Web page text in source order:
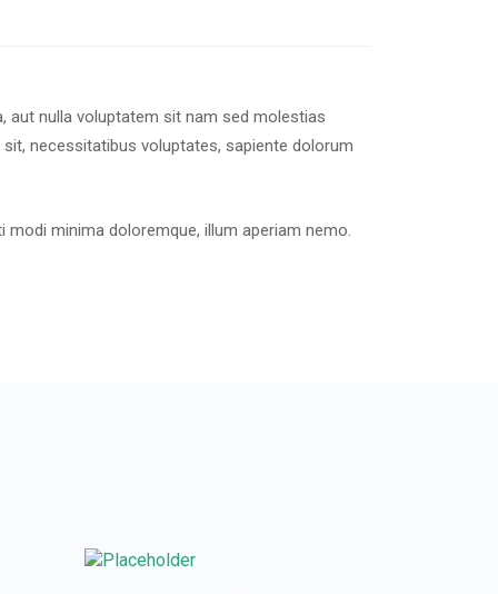
aut nulla voluptatem sit nam sed molestias
necessitatibus voluptates, sapiente dolorum
minima doloremque, illum aperiam nemo.